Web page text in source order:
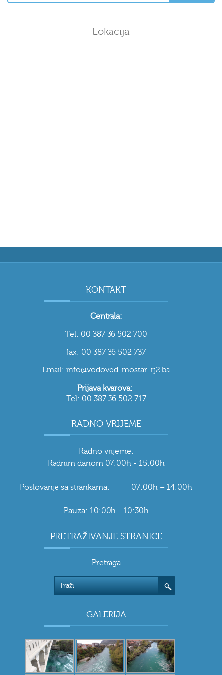
Lokacija
KONTAKT
Centrala:
Tel: 00 387 36 502 700
fax: 00 387 36 502 737
Email: info@vodovod-mostar-rj2.ba
Prijava kvarova:
Tel: 00 387 36 502 717
RADNO VRIJEME
Radno vrijeme:
Radnim danom 07:00h - 15:00h
Poslovanje sa strankama: 07:00h – 14:00h
Pauza: 10:00h - 10:30h
PRETRAŽIVANJE STRANICE
Pretraga
GALERIJA